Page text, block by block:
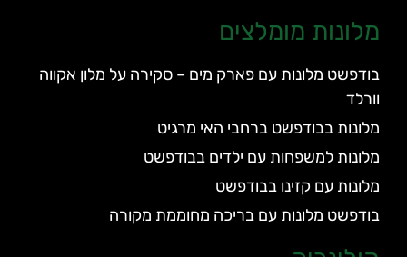
מלונות מומלצים
בודפשט מלונות עם פארק מים – סקירה על מלון אקווה
וורלד
מלונות בבודפשט ברחבי האי מרגיט
מלונות למשפחות עם ילדים בבודפשט
מלונות עם קזינו בבודפשט
בודפשט מלונות עם בריכה מחוממת מקורה